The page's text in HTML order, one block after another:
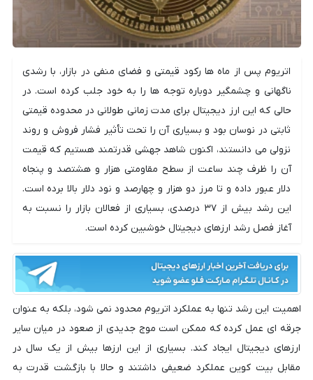
اتریوم پس از ماه ها رکود قیمتی و فضای منفی در بازار، با رشدی
ناگهانی و چشمگیر دوباره توجه ها را به خود جلب کرده است. در
حالی که این ارز دیجیتال برای مدت زمانی طولانی در محدوده قیمتی
ثابتی در نوسان بود و بسیاری آن را تحت تأثیر فشار فروش و روند
نزولی می دانستند، اکنون شاهد جهشی قدرتمند هستیم که قیمت
آن را ظرف چند ساعت از سطح مقاومتی هزار و هشتصد و پنجاه
دلار عبور داده و تا مرز دو هزار و چهارصد و نود دلار بالا برده است.
این رشد بیش از ۳۷ درصدی، بسیاری از فعالان بازار را نسبت به
آغاز فصل رشد ارزهای دیجیتال خوشبین کرده است.
اهمیت این رشد تنها به عملکرد اتریوم محدود نمی شود، بلکه به عنوان
جرقه ای عمل کرده که ممکن است موج جدیدی از صعود در میان سایر
ارزهای دیجیتال ایجاد کند. بسیاری از این ارزها بیش از یک سال در
مقابل بیت کوین عملکرد ضعیفی داشتند و حالا با بازگشت قدرت به